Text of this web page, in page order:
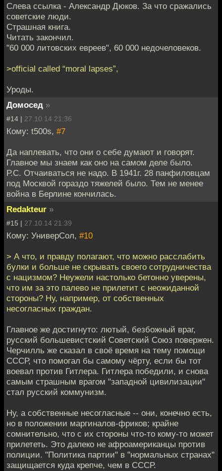
Слева ссылка - Александр Дюков. За что сражались
советские люди.
Страшная книга.
Читать закончил.
"60 000 литовских евреев", 60 000 недочеловеков.
>official called “moral lapses”,
Уроды.
Домосед »
#14 | 27.10.14 21:36
Кому: t500s, #7
Да наплевать, что они о себе думают и говорят.
Главное мы знаем как оно на самом деле было.
Р.С. Отчаиваться не надо. В 1941г. 28 панфиловцам
под Москвой гораздо тяжелей было. Тем не менее
война в Берлине кончилась.
Redakteur »
#15 | 27.10.14 21:39
Кому: УниверСол, #10
> А что, и правду полагают, что можно расслабить
булки и больше не скрывать своего сотрудничества
с нацизмом? Неужели настолько бетонно уверены,
что им за это палево не прилетит с неожиданной
стороны? Ну, например, от собственных
несогласных граждан.
Главное же достигнуто: лютый, безбожный враг,
русский большевистский Советский Союз повержен.
Черчилль же сказал в своё время на тему помощи
СССР, что помогал бы самому чёрту, если бы тот
воевал против Гитлера. Гитлера победили, и снова
самым страшным врагом "западной цивилизации"
стал русский коммунизм.
Ну, а собственные несогласные -- они, конечно есть,
но в положении маргиналов-фриков; крайне
сомнительно, что с их стороны что-то кому-то может
прилететь. Это далеко не афроамериканцы против
полиции. "Политика партии" в "нормальных странах"
защищается куда крепче, чем в СССР.